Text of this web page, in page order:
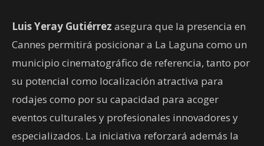
Luis Yeray Gutiérrez asegura que la presencia en
Cannes permitirá posicionar a La Laguna como un
municipio cinematográfico de referencia, tanto por
su potencial como localización atractiva para
rodajes como por su capacidad para acoger
eventos culturales y profesionales innovadores y
especializados. La iniciativa reforzará además la